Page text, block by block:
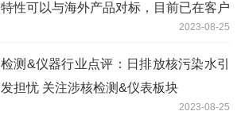
特性可以与海外产品对标，目前已在客户
2023-08-25
检测&仪器行业点评：日排放核污染水引
发担忧 关注涉核检测&仪表板块
2023-08-25